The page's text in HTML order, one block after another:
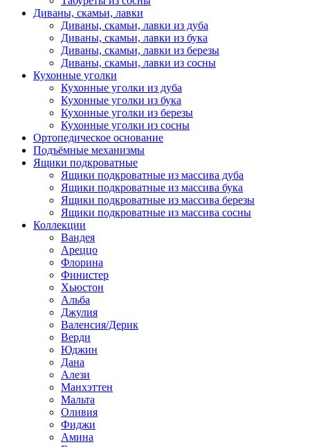
Диваны, скамьи, лавки
Диваны, скамьи, лавки из дуба
Диваны, скамьи, лавки из бука
Диваны, скамьи, лавки из березы
Диваны, скамьи, лавки из сосны
Кухонные уголки
Кухонные уголки из дуба
Кухонные уголки из бука
Кухонные уголки из березы
Кухонные уголки из сосны
Ортопедическое основание
Подъёмные механизмы
Ящики подкроватные
Ящики подкроватные из массива дуба
Ящики подкроватные из массива бука
Ящики подкроватные из массива березы
Ящики подкроватные из массива сосны
Коллекции
Вандея
Ареццо
Флорина
Финистер
Хьюстон
Альба
Джулия
Валенсия/Дерик
Верди
Юджин
Дана
Алези
Манхэттен
Мальта
Оливия
Фиджи
Амина